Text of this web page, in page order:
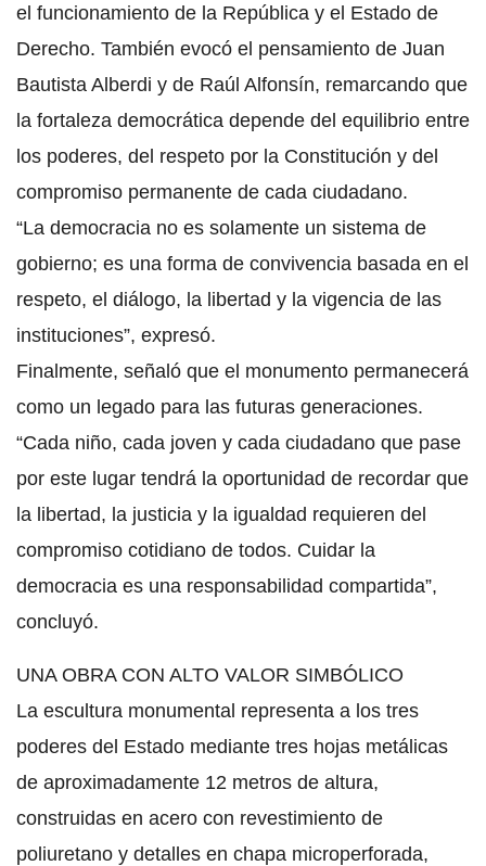
el funcionamiento de la República y el Estado de
Derecho. También evocó el pensamiento de Juan
Bautista Alberdi y de Raúl Alfonsín, remarcando que
la fortaleza democrática depende del equilibrio entre
los poderes, del respeto por la Constitución y del
compromiso permanente de cada ciudadano.
“La democracia no es solamente un sistema de
gobierno; es una forma de convivencia basada en el
respeto, el diálogo, la libertad y la vigencia de las
instituciones”, expresó.
Finalmente, señaló que el monumento permanecerá
como un legado para las futuras generaciones.
“Cada niño, cada joven y cada ciudadano que pase
por este lugar tendrá la oportunidad de recordar que
la libertad, la justicia y la igualdad requieren del
compromiso cotidiano de todos. Cuidar la
democracia es una responsabilidad compartida”,
concluyó.
UNA OBRA CON ALTO VALOR SIMBÓLICO
La escultura monumental representa a los tres
poderes del Estado mediante tres hojas metálicas
de aproximadamente 12 metros de altura,
construidas en acero con revestimiento de
poliuretano y detalles en chapa microperforada,